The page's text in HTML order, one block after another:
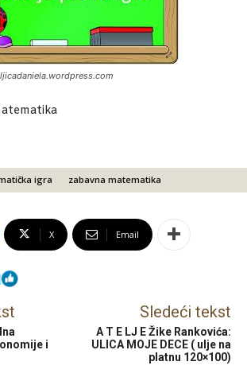
igra zabavna matematika
X Email
i
Sledeći tekst
A T E LJ E Žike Rankovića:
ULICA MOJE DECE ( ulje na
platnu 120×100)